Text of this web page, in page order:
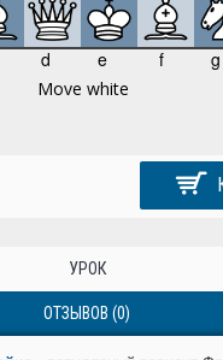
УРОК
ОТЗЫВОВ (0)